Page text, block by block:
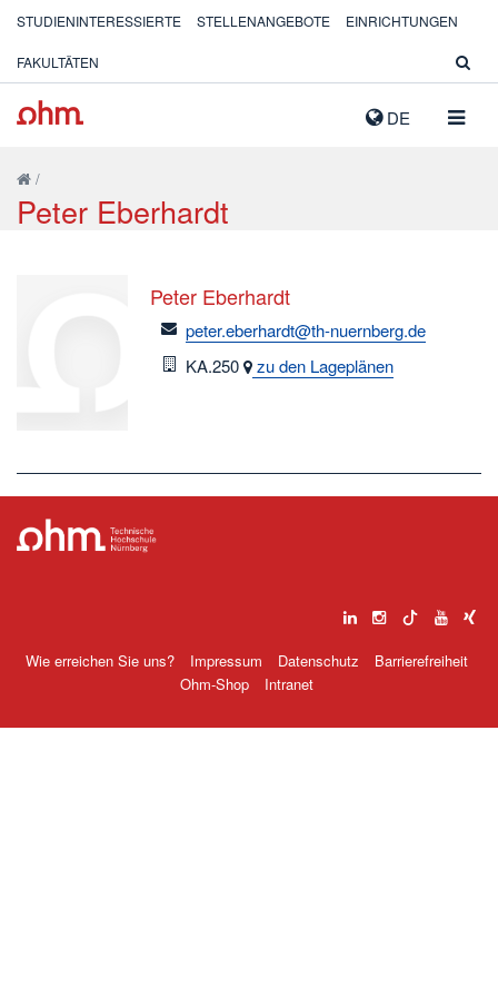
DE
STUDIENINTERESSIERTE STELLENANGEBOTE EINRICHTUNGEN
FAKULTÄTEN
/
Peter Eberhardt
Peter Eberhardt
email
peter.eberhardt@th-nuernberg.de
Raum
KA.250 zu den Lageplänen
Wie erreichen Sie uns? Impressum Datenschutz
Barrierefreiheit
Ohm-Shop
Intranet